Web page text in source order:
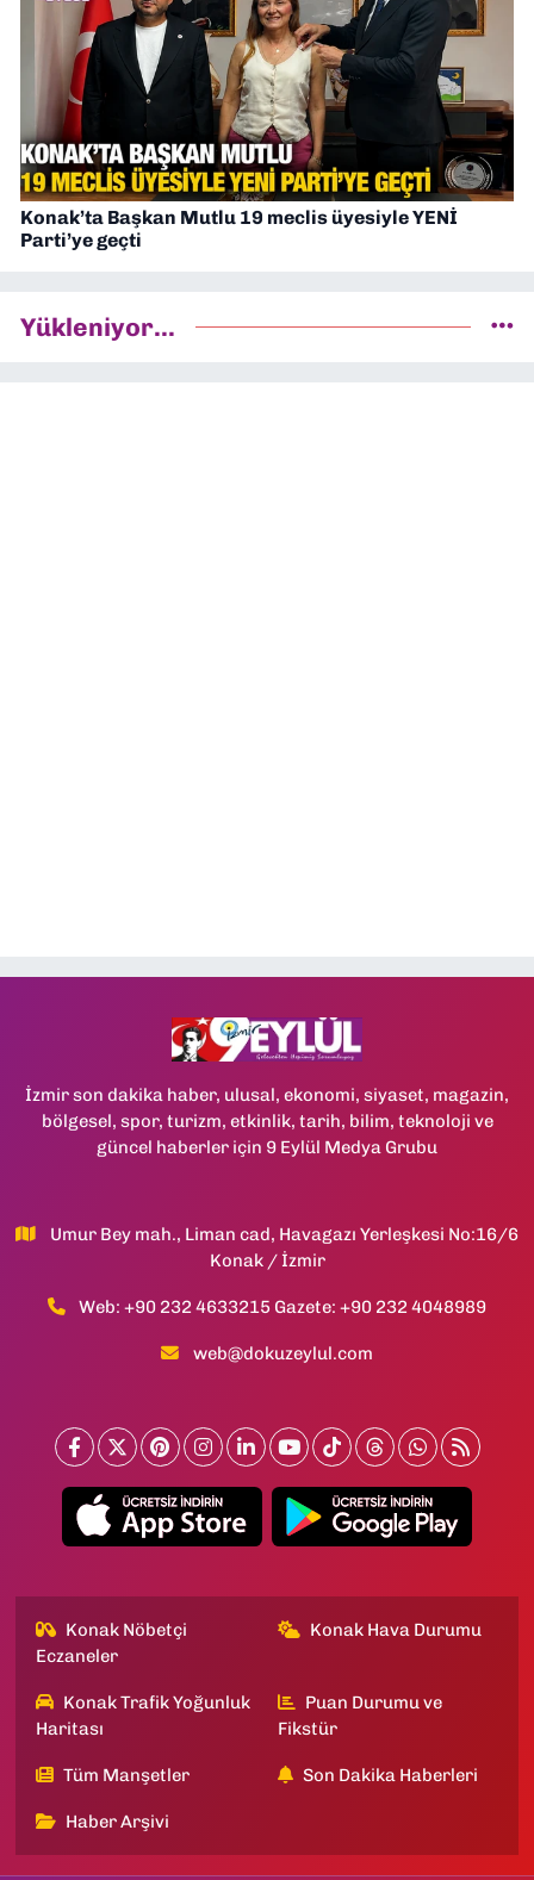
Konak’ta Başkan Mutlu 19 meclis üyesiyle YENİ
Parti’ye geçti
Yükleniyor...
İzmir son dakika haber, ulusal, ekonomi, siyaset, magazin,
bölgesel, spor, turizm, etkinlik, tarih, bilim, teknoloji ve
güncel haberler için 9 Eylül Medya Grubu
Umur Bey mah., Liman cad, Havagazı Yerleşkesi No:16/6
Konak / İzmir
Web: +90 232 4633215 Gazete: +90 232 4048989
web@dokuzeylul.com
Konak Nöbetçi
Eczaneler
Konak Hava Durumu
Konak Trafik Yoğunluk
Haritası
Puan Durumu ve
Fikstür
Tüm Manşetler Son Dakika Haberleri
Haber Arşivi